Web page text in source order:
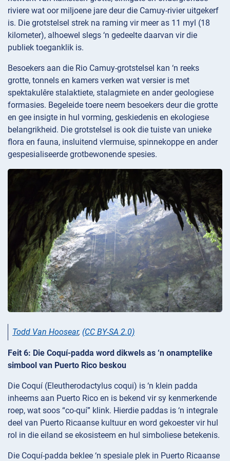
riviere wat oor miljoene jare deur die Camuy-rivier uitgekerf
is. Die grotstelsel strek na raming vir meer as 11 myl (18
kilometer), alhoewel slegs ‘n gedeelte daarvan vir die
publiek toeganklik is.
Besoekers aan die Rio Camuy-grotstelsel kan ‘n reeks
grotte, tonnels en kamers verken wat versier is met
spektakulêre stalaktiete, stalagmiete en ander geologiese
formasies. Begeleide toere neem besoekers deur die grotte
en gee insigte in hul vorming, geskiedenis en ekologiese
belangrikheid. Die grotstelsel is ook die tuiste van unieke
flora en fauna, insluitend vlermuise, spinnekoppe en ander
gespesialiseerde grotbewonende spesies.
Todd Van Hoosear, (CC BY-SA 2.0)
Feit 6: Die Coquí-padda word dikwels as ‘n onamptelike
simbool van Puerto Rico beskou
Die Coquí (Eleutherodactylus coqui) is ‘n klein padda
inheems aan Puerto Rico en is bekend vir sy kenmerkende
roep, wat soos “co-quí” klink. Hierdie paddas is ‘n integrale
deel van Puerto Ricaanse kultuur en word gekoester vir hul
rol in die eiland se ekosisteem en hul simboliese betekenis.
Die Coquí-padda beklee ‘n spesiale plek in Puerto Ricaanse